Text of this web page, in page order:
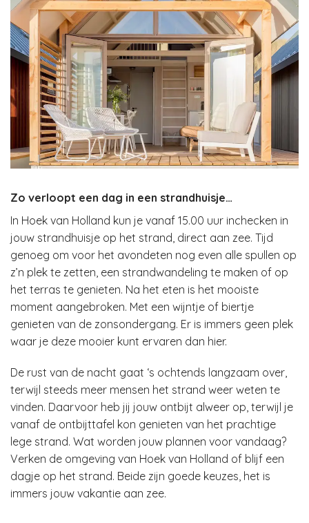
Zo verloopt een dag in een strandhuisje…
In Hoek van Holland kun je vanaf 15.00 uur inchecken in
jouw strandhuisje op het strand, direct aan zee. Tijd
genoeg om voor het avondeten nog even alle spullen op
z’n plek te zetten, een strandwandeling te maken of op
het terras te genieten. Na het eten is het mooiste
moment aangebroken. Met een wijntje of biertje
genieten van de zonsondergang. Er is immers geen plek
waar je deze mooier kunt ervaren dan hier.
De rust van de nacht gaat ‘s ochtends langzaam over,
terwijl steeds meer mensen het strand weer weten te
vinden. Daarvoor heb jij jouw ontbijt alweer op, terwijl je
vanaf de ontbijttafel kon genieten van het prachtige
lege strand. Wat worden jouw plannen voor vandaag?
Verken de omgeving van Hoek van Holland of blijf een
dagje op het strand. Beide zijn goede keuzes, het is
immers jouw vakantie aan zee.